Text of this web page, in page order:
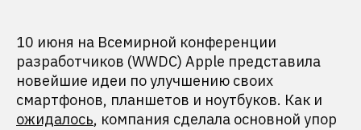
10 июня на Всемирной конференции
разработчиков (WWDC) Apple представила
новейшие идеи по улучшению своих
смартфонов, планшетов и ноутбуков. Как и
ожидалось, компания сделала основной упор